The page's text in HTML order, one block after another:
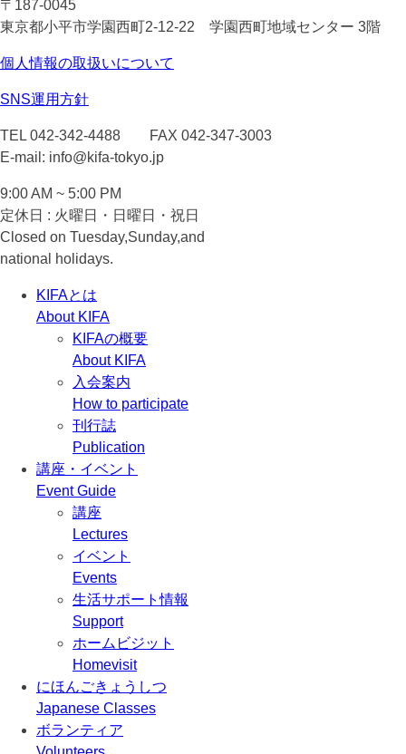
〒187-0045
東京都小平市学園西町2-12-22 学園西町地域センター 3階
個人情報の取扱いについて
SNS運用方針
TEL 042-342-4488 FAX 042-347-3003
E-mail: info@kifa-tokyo.jp
9:00 AM ~ 5:00 PM
定休日 : 火曜日・日曜日・祝日
Closed on Tuesday,Sunday,and
national holidays.
KIFAとは
About KIFA
KIFAの概要
About KIFA
入会案内
How to participate
刊行誌
Publication
講座・イベント
Event Guide
講座
Lectures
イベント
Events
生活サポート情報
Support
ホームビジット
Homevisit
にほんごきょうしつ
Japanese Classes
ボランティア